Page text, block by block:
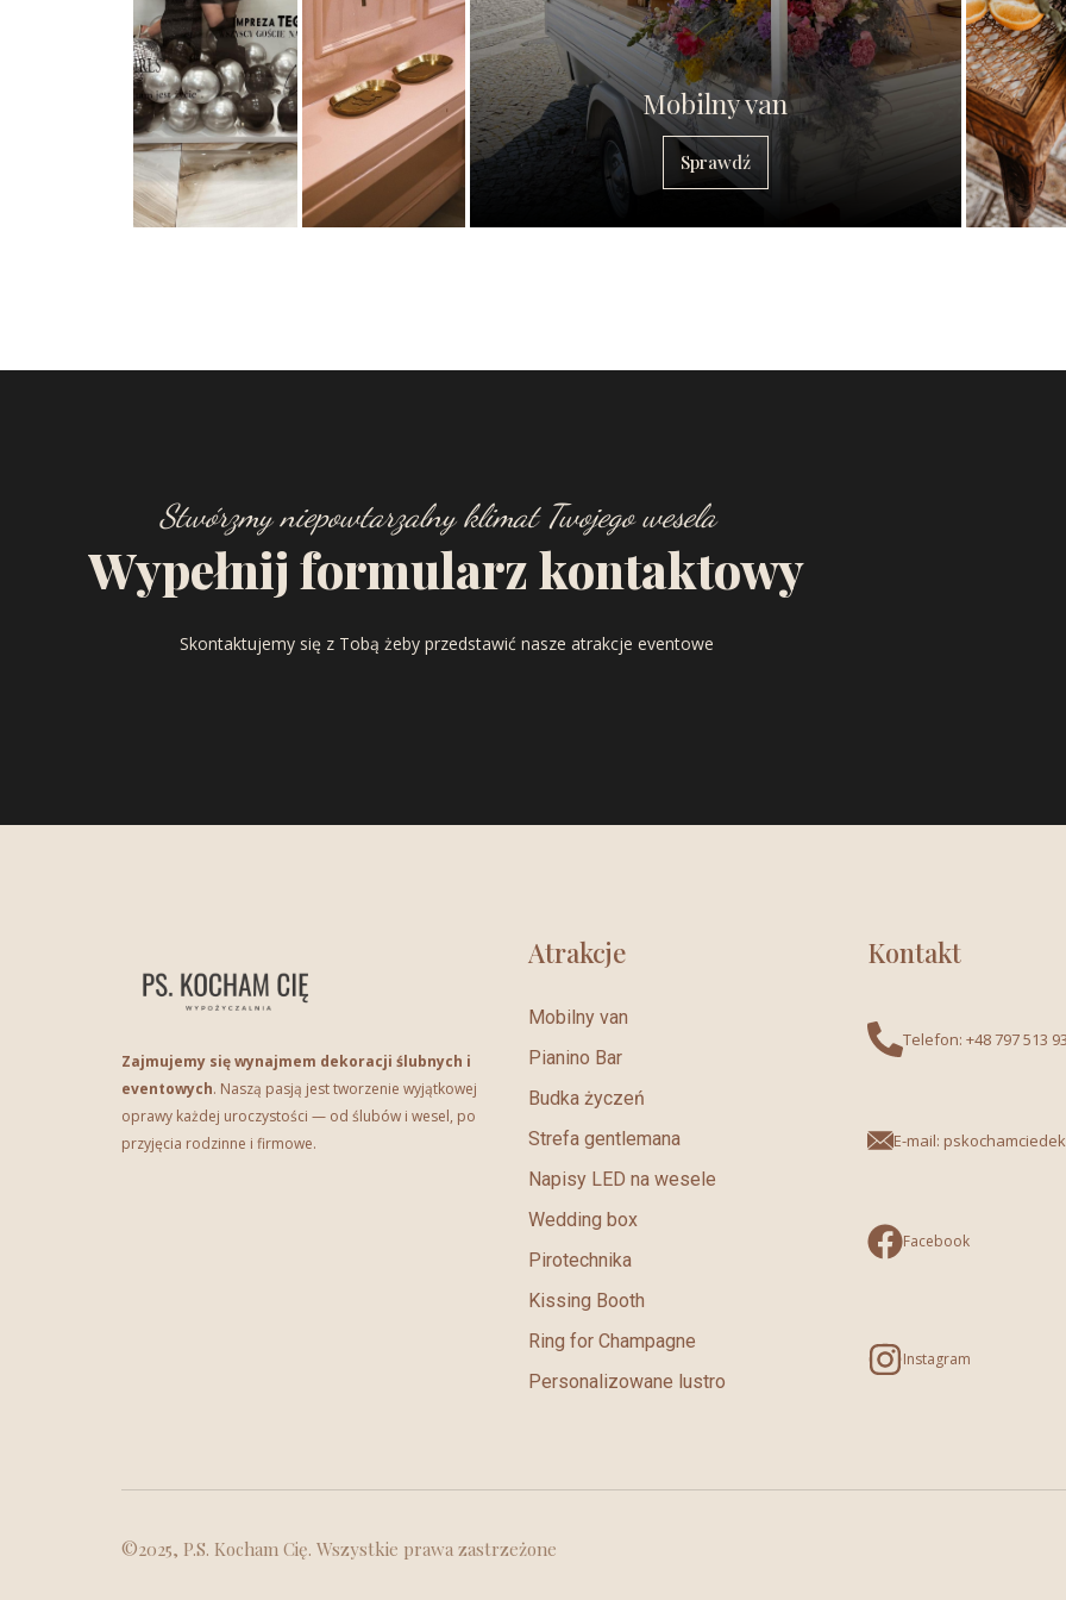
Mobilny van
Sprawdź
Stwórzmy niepowtarzalny klimat Twojego wesela
Wypełnij formularz kontaktowy
Skontaktujemy się z Tobą żeby przedstawić nasze atrakcje eventowe
Zajmujemy się wynajmem dekoracji ślubnych i
eventowych. Naszą pasją jest tworzenie wyjątkowej
oprawy każdej uroczystości — od ślubów i wesel, po
przyjęcia rodzinne i firmowe.
Atrakcje
Mobilny van
Pianino Bar
Budka życzeń
Strefa gentlemana
Napisy LED na wesele
Wedding box
Pirotechnika
Kissing Booth
Ring for Champagne
Personalizowane lustro
Kontakt
Telefon: +48 797 513
E-mail:
Facebook
Instagram
©2025, P.S. Kocham Cię. Wszystkie prawa zastrzeżone